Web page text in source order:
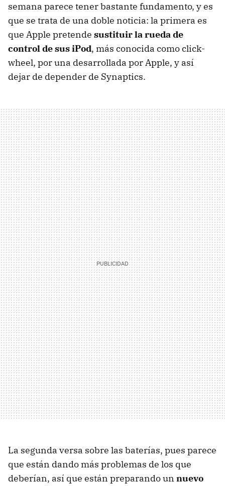
semana parece tener bastante fundamento, y es
que se trata de una doble noticia: la primera es
que Apple pretende sustituir la rueda de
control de sus iPod, más conocida como click-
wheel, por una desarrollada por Apple, y así
dejar de depender de Synaptics.
La segunda versa sobre las baterías, pues parece
que están dando más problemas de los que
deberían, así que están preparando un nuevo